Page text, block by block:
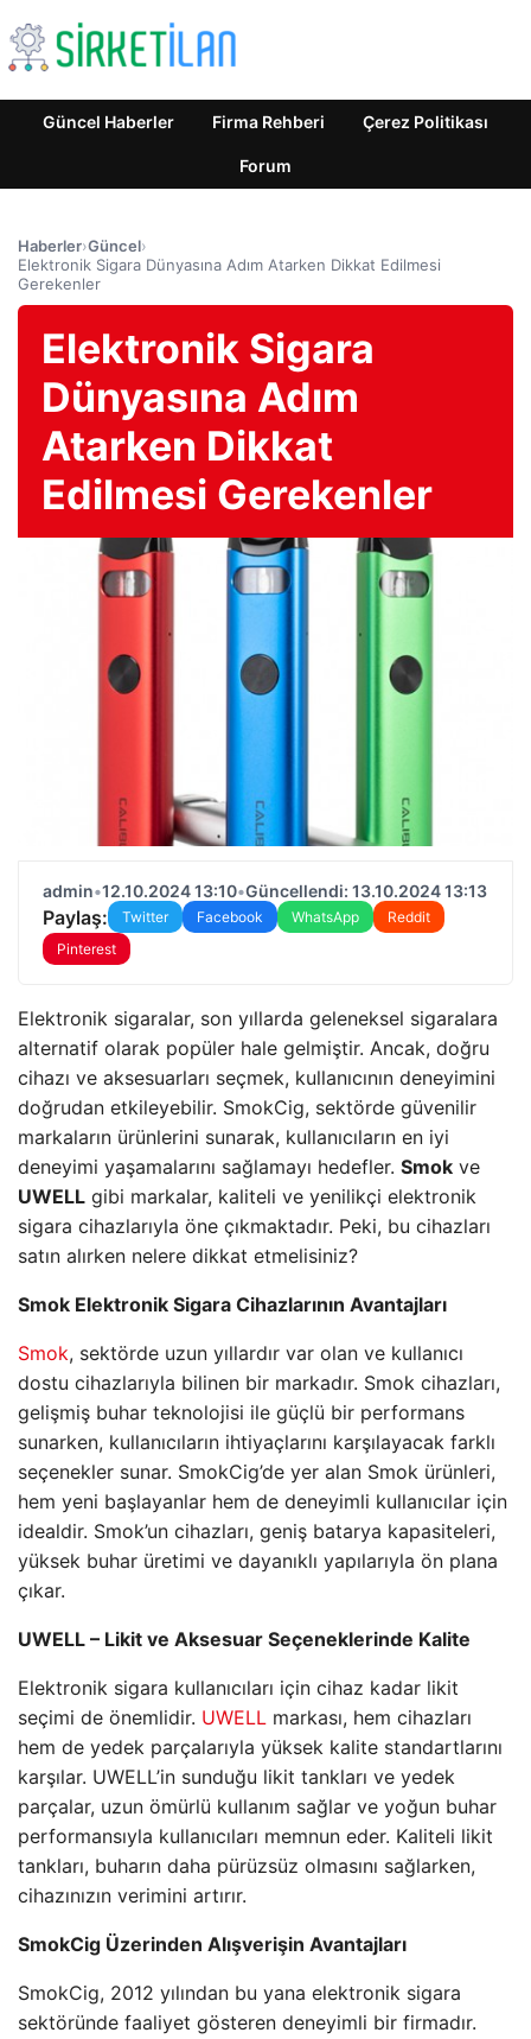
Güncel Haberler Firma Rehberi Çerez Politikası
Forum
Haberler›Güncel›
Elektronik Sigara Dünyasına Adım Atarken Dikkat Edilmesi
Gerekenler
Elektronik Sigara
Dünyasına Adım
Atarken Dikkat
Edilmesi Gerekenler
admin•12.10.2024 13:10•Güncellendi: 13.10.2024 13:13
Paylaş: Twitter Facebook WhatsApp
Reddit
Pinterest
Elektronik sigaralar, son yıllarda geleneksel sigaralara
alternatif olarak popüler hale gelmiştir. Ancak, doğru
cihazı ve aksesuarları seçmek, kullanıcının deneyimini
doğrudan etkileyebilir. SmokCig, sektörde güvenilir
markaların ürünlerini sunarak, kullanıcıların en iyi
deneyimi yaşamalarını sağlamayı hedefler. Smok ve
UWELL gibi markalar, kaliteli ve yenilikçi elektronik
sigara cihazlarıyla öne çıkmaktadır. Peki, bu cihazları
satın alırken nelere dikkat etmelisiniz?
Smok Elektronik Sigara Cihazlarının Avantajları
Smok, sektörde uzun yıllardır var olan ve kullanıcı
dostu cihazlarıyla bilinen bir markadır. Smok cihazları,
gelişmiş buhar teknolojisi ile güçlü bir performans
sunarken, kullanıcıların ihtiyaçlarını karşılayacak farklı
seçenekler sunar. SmokCig’de yer alan Smok ürünleri,
hem yeni başlayanlar hem de deneyimli kullanıcılar için
idealdir. Smok’un cihazları, geniş batarya kapasiteleri,
yüksek buhar üretimi ve dayanıklı yapılarıyla ön plana
çıkar.
UWELL – Likit ve Aksesuar Seçeneklerinde Kalite
Elektronik sigara kullanıcıları için cihaz kadar likit
seçimi de önemlidir. UWELL markası, hem cihazları
hem de yedek parçalarıyla yüksek kalite standartlarını
karşılar. UWELL’in sunduğu likit tankları ve yedek
parçalar, uzun ömürlü kullanım sağlar ve yoğun buhar
performansıyla kullanıcıları memnun eder. Kaliteli likit
tankları, buharın daha pürüzsüz olmasını sağlarken,
cihazınızın verimini artırır.
SmokCig Üzerinden Alışverişin Avantajları
SmokCig, 2012 yılından bu yana elektronik sigara
sektöründe faaliyet gösteren deneyimli bir firmadır.